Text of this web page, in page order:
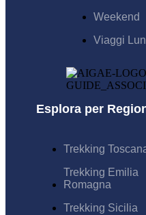
Weekend
Viaggi
Esplora per
Trekking
Trekking Emilia
Romagna
Trekking Sicilia